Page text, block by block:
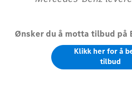
Ønsker du å motta tilbud på
Klikk her for å
tilbud